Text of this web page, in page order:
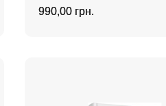
990,00 грн.